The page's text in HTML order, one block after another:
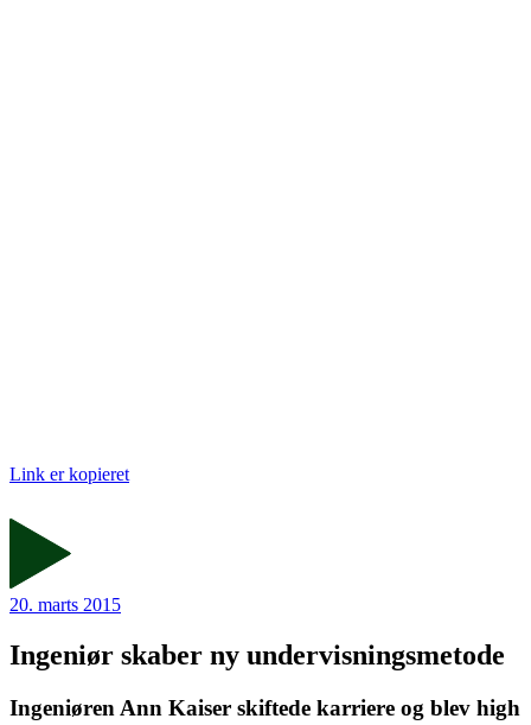
Link er kopieret
20. marts 2015
Ingeniør skaber ny undervisningsmetode
Ingeniøren Ann Kaiser skiftede karriere og blev high